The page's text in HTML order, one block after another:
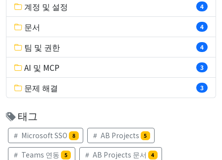
계정 및 설정 4
문서 4
팀 및 권한 4
AI 및 MCP 3
문제 해결 3
태그
Microsoft SSO 8 AB Projects 5
Teams 연동 5 AB Projects 문서 4